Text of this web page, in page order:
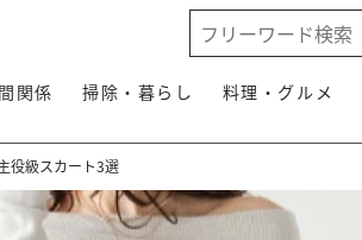
関係 掃除・暮らし 料理・グルメ
役級スカート3選